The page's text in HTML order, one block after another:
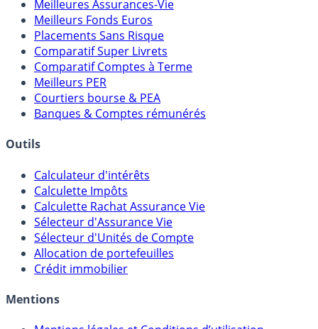
Meilleures Assurances-Vie
Meilleurs Fonds Euros
Placements Sans Risque
Comparatif Super Livrets
Comparatif Comptes à Terme
Meilleurs PER
Courtiers bourse & PEA
Calculateur d'intérêts
Calculette Impôts
Calculette Rachat Assurance Vie
Sélecteur d'Assurance Vie
Sélecteur d'Unités de Compte
Allocation de portefeuilles